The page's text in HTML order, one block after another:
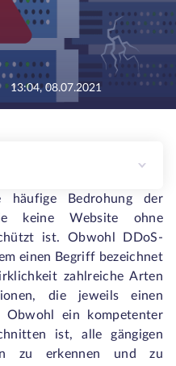
13:04, 08.07.2021
Bedrohung der
keine Website ohne
ist. Obwohl DDoS-
einen Begriff bezeichnet
zahlreiche Arten
die jeweils einen
Obwohl ein kompetenter
ist, alle gängigen
zu erkennen und zu